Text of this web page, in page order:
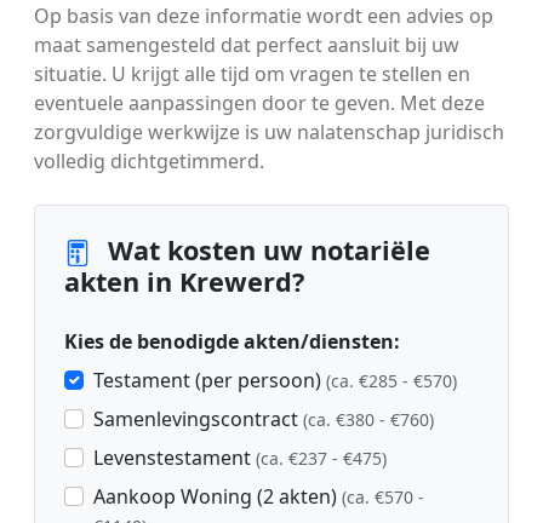
Op basis van deze informatie wordt een advies op
maat samengesteld dat perfect aansluit bij uw
situatie. U krijgt alle tijd om vragen te stellen en
eventuele aanpassingen door te geven. Met deze
zorgvuldige werkwijze is uw nalatenschap juridisch
volledig dichtgetimmerd.
Wat kosten uw notariële
akten in Krewerd?
Kies de benodigde akten/diensten:
Testament (per persoon) (ca. €285 - €570)
Samenlevingscontract (ca. €380 - €760)
Levenstestament (ca. €237 - €475)
Aankoop Woning (2 akten) (ca. €570 -